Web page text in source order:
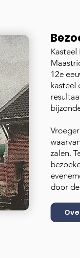
12e
kasteel
zalen.
door